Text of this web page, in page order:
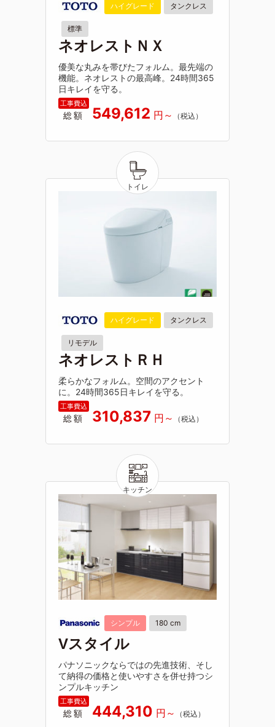
ハイグレード タンクレス
標準
ネオレストＮＸ
優美な丸みを帯びたフォルム。最先端の
機能。ネオレストの最高峰。24時間365
日キレイを守る。
総額 549,612
ハイグレード タンクレス
リモデル
ネオレストＲＨ
柔らかなフォルム。空間のアクセント
に。24時間365日キレイを守る。
総額 310,837
シンプル 180 cm
Vスタイル
パナソニックならではの先進技術、そし
て納得の価格と使いやすさを併せ持つシ
ンプルキッチン
総額 444,310